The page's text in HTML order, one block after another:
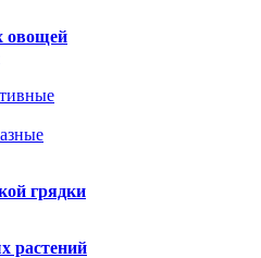
овощей
грядки
растений